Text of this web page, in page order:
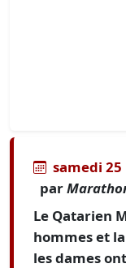
samedi
par
Le Qatarien
hommes et
les dames